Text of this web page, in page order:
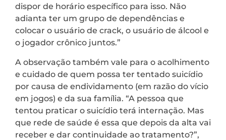
dispor de horário específico para isso. Não
adianta ter um grupo de dependências e
colocar o usuário de crack, o usuário de álcool e
o jogador crônico juntos.”
A observação também vale para o acolhimento
e cuidado de quem possa ter tentado suicídio
por causa de endividamento (em razão do vício
em jogos) e da sua família. “A pessoa que
tentou praticar o suicídio terá internação. Mas
que rede de saúde é essa que depois da alta vai
receber e dar continuidade ao tratamento?”,